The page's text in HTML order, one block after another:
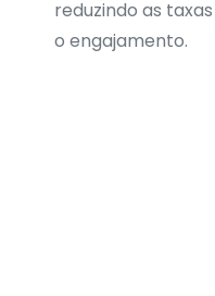
reduzindo as
o engajamento.